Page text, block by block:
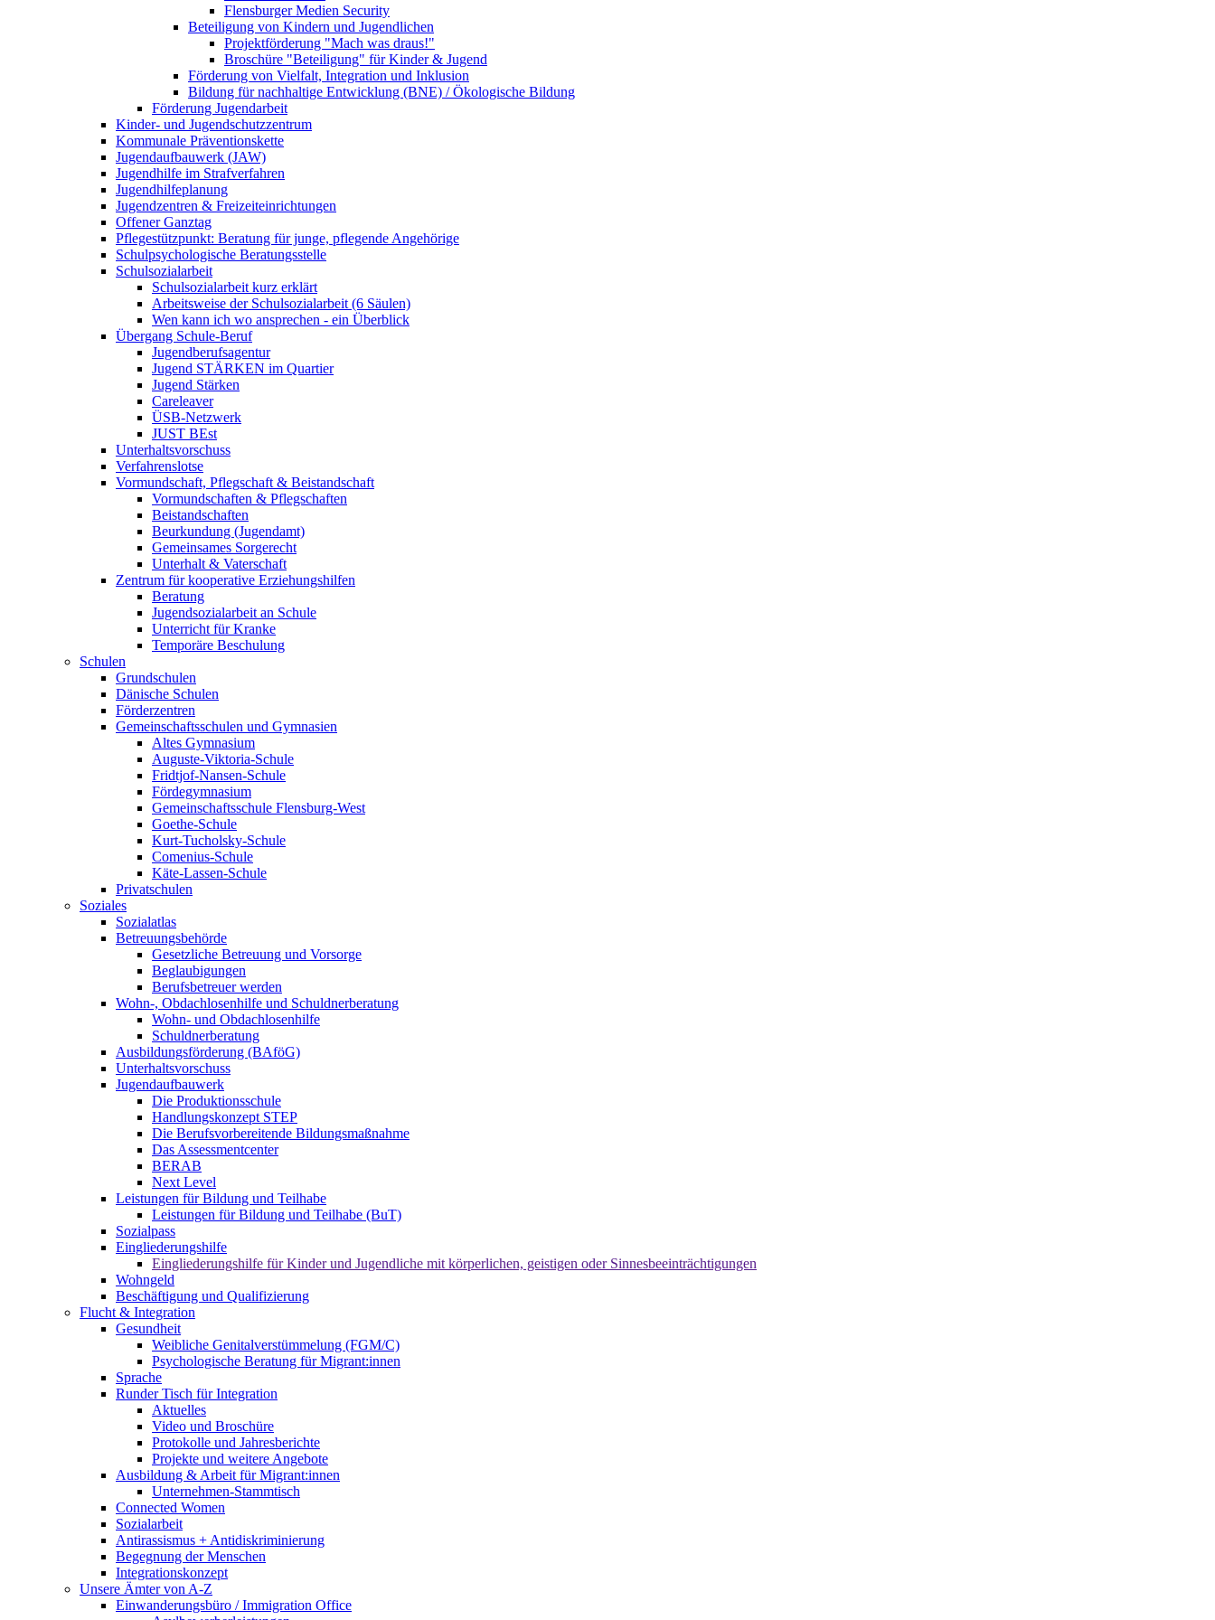
Flensburger Medien Security
Beteiligung von Kindern und Jugendlichen
Projektförderung "Mach was draus!"
Broschüre "Beteiligung" für Kinder & Jugend
Förderung von Vielfalt, Integration und Inklusion
Bildung für nachhaltige Entwicklung (BNE) / Ökologische Bildung
Förderung Jugendarbeit
Kinder- und Jugendschutzzentrum
Kommunale Präventionskette
Jugendaufbauwerk (JAW)
Jugendhilfe im Strafverfahren
Jugendhilfeplanung
Jugendzentren & Freizeiteinrichtungen
Offener Ganztag
Pflegestützpunkt: Beratung für junge, pflegende Angehörige
Schulpsychologische Beratungsstelle
Schulsozialarbeit
Schulsozialarbeit kurz erklärt
Arbeitsweise der Schulsozialarbeit (6 Säulen)
Wen kann ich wo ansprechen - ein Überblick
Übergang Schule-Beruf
Jugendberufsagentur
Jugend STÄRKEN im Quartier
Jugend Stärken
Careleaver
ÜSB-Netzwerk
JUST BEst
Unterhaltsvorschuss
Verfahrenslotse
Vormundschaft, Pflegschaft & Beistandschaft
Vormundschaften & Pflegschaften
Beistandschaften
Beurkundung (Jugendamt)
Gemeinsames Sorgerecht
Unterhalt & Vaterschaft
Zentrum für kooperative Erziehungshilfen
Beratung
Jugendsozialarbeit an Schule
Unterricht für Kranke
Temporäre Beschulung
Schulen
Grundschulen
Dänische Schulen
Förderzentren
Gemeinschaftsschulen und Gymnasien
Altes Gymnasium
Auguste-Viktoria-Schule
Fridtjof-Nansen-Schule
Fördegymnasium
Gemeinschaftsschule Flensburg-West
Goethe-Schule
Kurt-Tucholsky-Schule
Comenius-Schule
Käte-Lassen-Schule
Privatschulen
Soziales
Sozialatlas
Betreuungsbehörde
Gesetzliche Betreuung und Vorsorge
Beglaubigungen
Berufsbetreuer werden
Wohn-, Obdachlosenhilfe und Schuldnerberatung
Wohn- und Obdachlosenhilfe
Schuldnerberatung
Ausbildungsförderung (BAföG)
Unterhaltsvorschuss
Jugendaufbauwerk
Die Produktionsschule
Handlungskonzept STEP
Die Berufsvorbereitende Bildungsmaßnahme
Das Assessmentcenter
BERAB
Next Level
Leistungen für Bildung und Teilhabe
Leistungen für Bildung und Teilhabe (BuT)
Sozialpass
Eingliederungshilfe
Eingliederungshilfe für Kinder und Jugendliche mit körperlichen, geistigen oder Sinnesbeeinträchtigungen
Wohngeld
Beschäftigung und Qualifizierung
Flucht & Integration
Gesundheit
Weibliche Genitalverstümmelung (FGM/C)
Psychologische Beratung für Migrant:innen
Sprache
Runder Tisch für Integration
Aktuelles
Video und Broschüre
Protokolle und Jahresberichte
Projekte und weitere Angebote
Ausbildung & Arbeit für Migrant:innen
Unternehmen-Stammtisch
Connected Women
Sozialarbeit
Antirassismus + Antidiskriminierung
Begegnung der Menschen
Integrationskonzept
Unsere Ämter von A-Z
Einwanderungsbüro / Immigration Office